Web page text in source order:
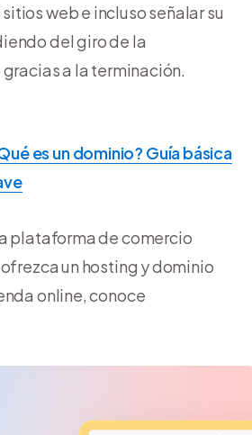
web e incluso señalar su
del giro de la
a la terminación.
es un dominio? Guía básica
plataforma de comercio
un hosting y dominio
online, conoce